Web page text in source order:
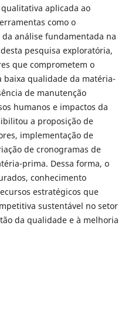
aplicada ao
como o
análise fundamentada na
desta pesquisa exploratória,
que comprometem o
baixa qualidade da matéria-
de manutenção
humanos e impactos da
a proposição de
implementação de
de cronogramas de
prima. Dessa forma, o
conhecimento
estratégicos que
sustentável no setor
da qualidade e à melhoria